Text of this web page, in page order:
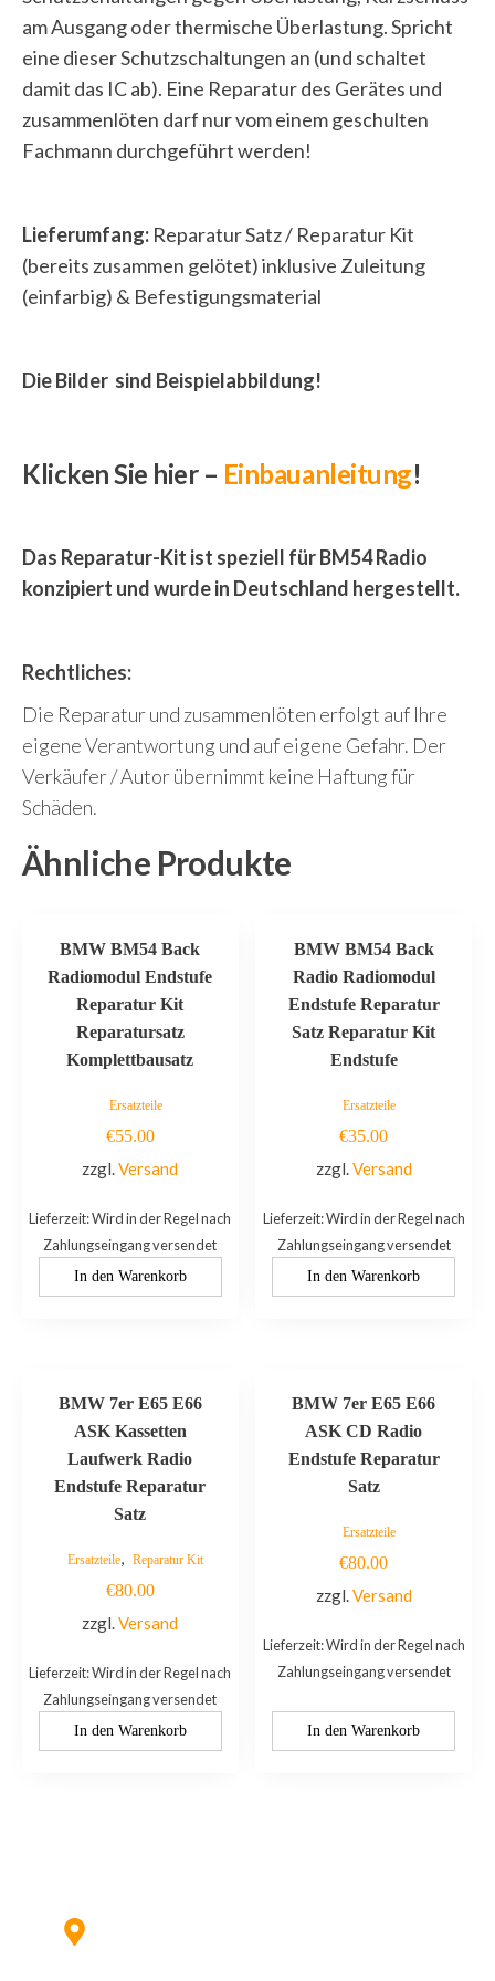
am Ausgang oder thermische Überlastung. Spricht
eine dieser Schutzschaltungen an (und schaltet
damit das IC ab). Eine Reparatur des Gerätes und
zusammenlöten darf nur vom einem geschulten
Fachmann durchgeführt werden!
Lieferumfang: Reparatur Satz / Reparatur Kit
(bereits zusammen gelötet) inklusive Zuleitung
(einfarbig) & Befestigungsmaterial
Die Bilder sind Beispielabbildung!
Klicken Sie hier – Einbauanleitung!
Das Reparatur-Kit ist speziell für BM54 Radio
konzipiert und wurde in Deutschland hergestellt.
Rechtliches:
Die Reparatur und zusammenlöten erfolgt auf Ihre
eigene Verantwortung und auf eigene Gefahr. Der
Verkäufer / Autor übernimmt keine Haftung für
Schäden.
Ähnliche Produkte
BMW BM54 Back
Radiomodul Endstufe
Reparatur Kit
Reparatursatz
Komplettbausatz
Ersatzteile
€55.00
zzgl.Versand
Lieferzeit: Wird in der Regel nach
Zahlungseingang versendet
In den Warenkorb
BMW BM54 Back
Radio Radiomodul
Endstufe Reparatur
Satz Reparatur Kit
Endstufe
Ersatzteile
€35.00
zzgl.Versand
Lieferzeit: Wird in der Regel nach
Zahlungseingang versendet
In den Warenkorb
BMW 7er E65 E66
ASK Kassetten
Laufwerk Radio
Endstufe Reparatur
Satz
Ersatzteile, Reparatur Kit
€80.00
zzgl.Versand
Lieferzeit: Wird in der Regel nach
Zahlungseingang versendet
In den Warenkorb
BMW 7er E65 E66
ASK CD Radio
Endstufe Reparatur
Satz
Ersatzteile
€80.00
zzgl.Versand
Lieferzeit: Wird in der Regel nach
Zahlungseingang versendet
In den Warenkorb